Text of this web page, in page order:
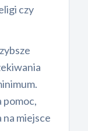
czy
pomoc,
miejsce